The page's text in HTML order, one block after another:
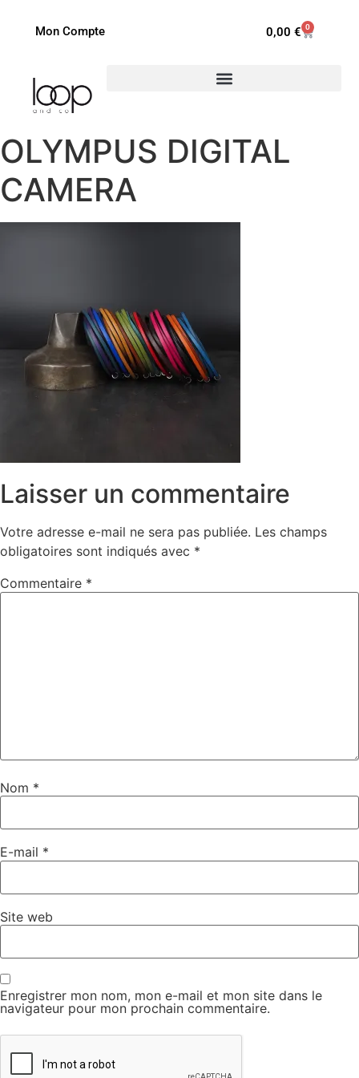
Mon Compte 0,00 € 0
OLYMPUS DIGITAL
CAMERA
Laisser un commentaire
Votre adresse e-mail ne sera pas publiée. Les champs
obligatoires sont indiqués avec *
Commentaire *
Nom *
E-mail *
Site web
Enregistrer mon nom, mon e-mail et mon site dans le
navigateur pour mon prochain commentaire.